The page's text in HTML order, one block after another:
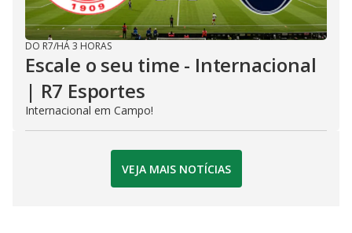
DO R7/HÁ 3 HORAS
Escale o seu time - Internacional
| R7 Esportes
Internacional em Campo!
VEJA MAIS NOTÍCIAS